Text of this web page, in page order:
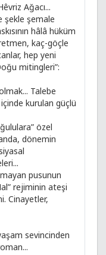
Ağacı...
şekle şemale
hâlâ hüküm
kaç-göçle
hep yeni
mitingleri”:
Talebe
kurulan güçlü
özel
dönemin
pusunun
rejiminin ateşi
Cinayetler,
sevincinden